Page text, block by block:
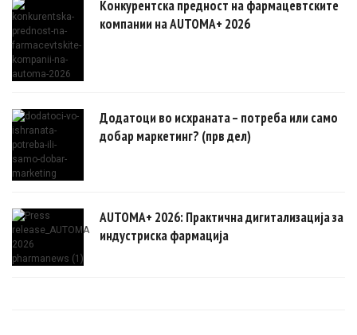
Конкурентска предност на фармацевтските
компании на AUTOMA+ 2026
Додатоци во исхраната – потреба или само
добар маркетинг? (прв дел)
AUTOMA+ 2026: Практична дигитализација за
индустриска фармација